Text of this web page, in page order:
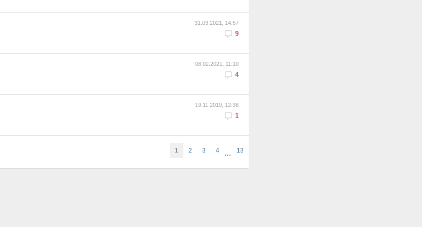
31.03.2021, 14:57
9
08.02.2021, 11:10
4
19.11.2019, 12:38
1
1 2 3 4 … 13